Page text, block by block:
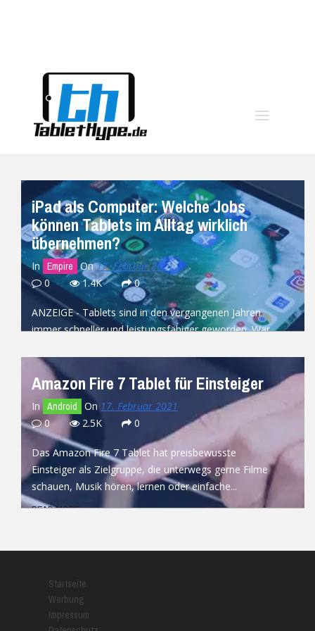
iPad als Computer: Welche Jobs
können Tablets im Alltag wirklich
übernehmen?
In Empire On17. Februar 2021
0
1.4K 0
ANZEIGE - Tablets sind in den vergangenen Jahren
immer schneller und leistungsfähiger geworden. War
READ MORE
Amazon Fire 7 Tablet für Einsteiger
In Android On 17. Februar 2021
0
2.5K 0
Das Amazon Fire 7 Tablet hat preisbewusste
Einsteiger als Zielgruppe, die unterwegs gerne Filme
schauen, Musik hören, lernen oder einfache...
READ MORE
Startseite
Werbung
Impressum